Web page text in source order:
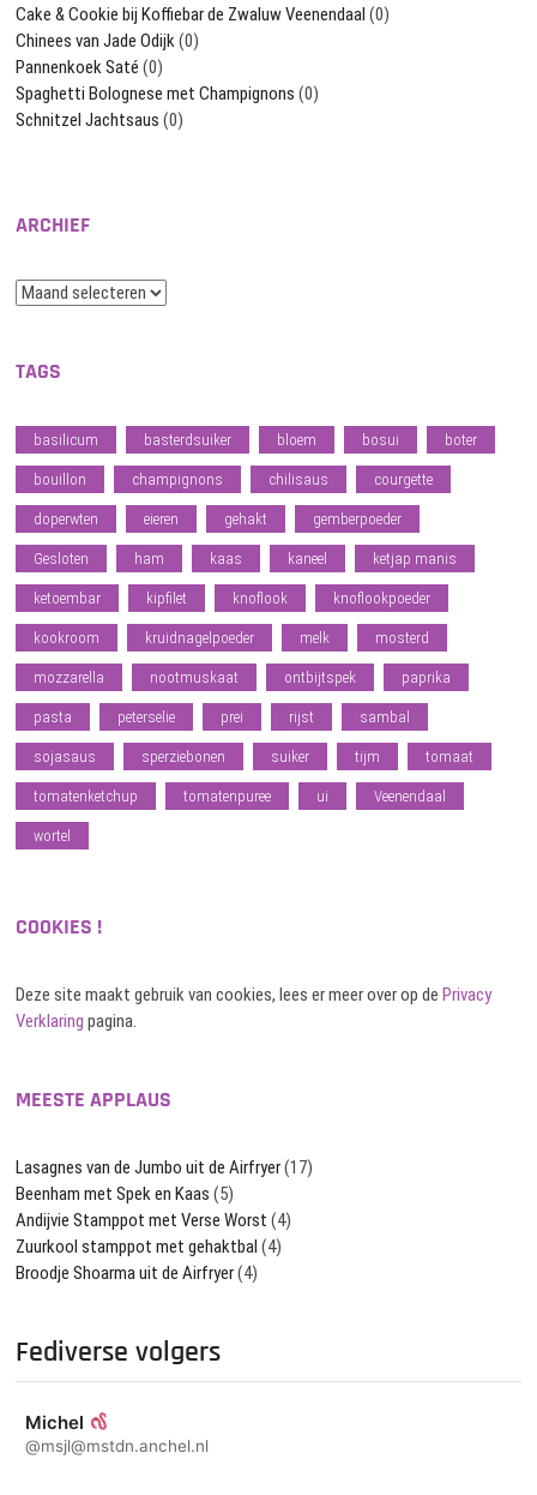
Cake & Cookie bij Koffiebar de Zwaluw Veenendaal (0)
Chinees van Jade Odijk(0)
Pannenkoek Saté (0)
Spaghetti Bolognese met Champignons (0)
Schnitzel Jachtsaus (0)
ARCHIEF
Archief
TAGS
basilicum basterdsuiker bloem bosui boter
bouillon champignons chilisaus courgette
doperwten eieren gehakt gemberpoeder
Gesloten ham kaas kaneel ketjap manis
ketoembar kipfilet knoflook knoflookpoeder
kookroom kruidnagelpoeder melk mosterd
mozzarella nootmuskaat ontbijtspek paprika
pasta peterselie prei rijst sambal
sojasaus sperziebonen suiker tijm tomaat
tomatenketchup tomatenpuree ui Veenendaal
wortel
COOKIES !
Deze site maakt gebruik van cookies, lees er meer over op dePrivacy
Verklaring pagina.
MEESTE APPLAUS
Lasagnes van de Jumbo uit de Airfryer(17)
Beenham met Spek en Kaas (5)
Andijvie Stamppot met Verse Worst (4)
Zuurkool stamppot met gehaktbal (4)
Broodje Shoarma uit de Airfryer(4)
Fediverse volgers
Michel
@msjl@mstdn.anchel.nl